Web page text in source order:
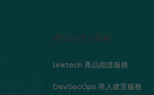
精準衡量 AI 工具的真實 ROI
產品與導入服務
Linktech 產品維護服務
DevSecOps 導入建置服務